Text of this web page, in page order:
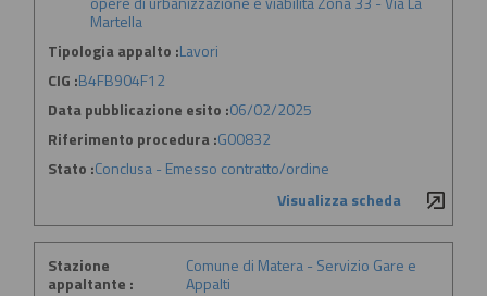
Martella
Tipologia appalto :Lavori
CIG :B4FB904F12
Data pubblicazione esito :06/02/2025
Riferimento procedura :G00832
Stato :Conclusa - Emesso contratto/ordine
Visualizza scheda
Stazione
appaltante :
Comune di Matera - Servizio Gare e
Appalti